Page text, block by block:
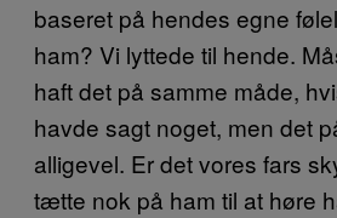
baseret på hendes egne
ham? Vi lyttede til hende.
haft det på samme måde,
havde sagt noget, men det
alligevel. Er det vores fars
tætte nok på ham til at høre